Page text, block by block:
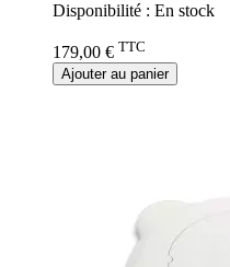
Disponibilité : En stock
179,00 € TTC
Ajouter au panier